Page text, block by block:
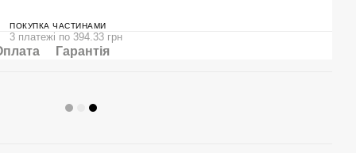
ПОКУПКА ЧАСТИНАМИ
3 платежі по 394.33 грн
Гарантія